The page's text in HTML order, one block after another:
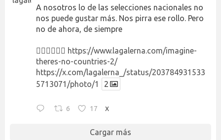
A nosotros lo de las selecciones nacionales no
nos puede gustar más. Nos pirra ese rollo. Pero
no de ahora, de siempre
👉🏻👉🏻👉🏻 https://www.lagalerna.com/imagine-
theres-no-countries-2/
https://x.com/lagalerna_/status/203784931533
5713071/photo/1
2
6 17 X
Cargar más